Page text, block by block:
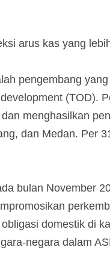
arus kas yang
pengembang
(TOD).
menghasilkan
dan Medan. Per
bulan November
domestik di
negara dalam